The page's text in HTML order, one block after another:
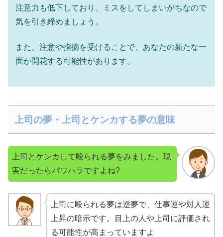
注意力も低下しており、ミスをしてしまいがちなので
気を引き締めましょう。
また、注意や指摘を受けることで、あなたの新たな一
面が開花する可能性があります。
上司の夢・上司とケンカする夢の意味
上司とケンカして殴られる夢をみました。現
実だったらパワハラですよね?
上司に殴られる夢は逆夢で、仕事運や対人運
上昇の暗示です。目上の人や上司に評価され
る可能性が高まっていますよ